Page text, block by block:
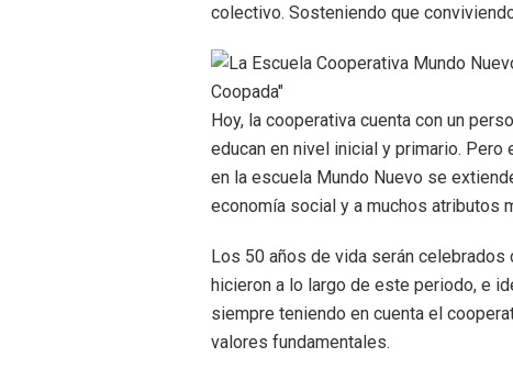
colectivo. Sosteniendo que
Hoy, la cooperativa cuenta con un
educan en nivel inicial y primario.
en la escuela Mundo Nuevo se
economía social y a muchos atributos
Los 50 años de vida serán
hicieron a lo largo de este periodo, e
siempre teniendo en cuenta el
valores fundamentales.